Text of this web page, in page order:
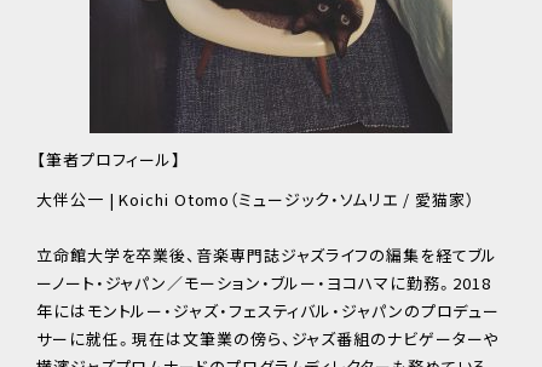
【筆者プロフィール】
大伴公一 | Koichi Otomo（ミュージック・ソムリエ / 愛猫家）
立命館大学を卒業後、音楽専門誌ジャズライフの編集を経てブル
ーノート・ジャパン／モーション・ブルー・ヨコハマに勤務。2018
年にはモントルー・ジャズ・フェスティバル・ジャパンのプロデュー
サーに就任。現在は文筆業の傍ら、ジャズ番組のナビゲーターや